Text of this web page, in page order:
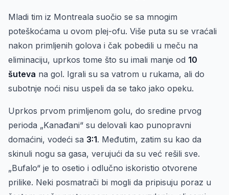
Mladi tim iz Montreala suočio se sa mnogim
poteškoćama u ovom plej-ofu. Više puta su se vraćali
nakon primljenih golova i čak pobedili u meču na
eliminaciju, uprkos tome što su imali manje od 10
šuteva na gol. Igrali su sa vatrom u rukama, ali do
subotnje noći nisu uspeli da se tako jako opeku.
Uprkos prvom primljenom golu, do sredine prvog
perioda „Kanađani“ su delovali kao punopravni
domaćini, vodeći sa 3:1. Međutim, zatim su kao da
skinuli nogu sa gasa, verujući da su već rešili sve.
„Bufalo“ je to osetio i odlučno iskoristio otvorene
prilike. Neki posmatrači bi mogli da pripisuju poraz u